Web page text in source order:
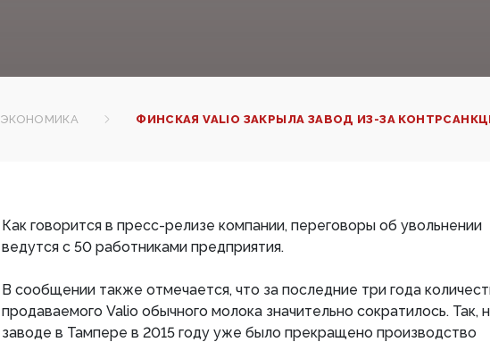
ЭКОНОМИКА ФИНСКАЯ VALIO ЗАКРЫЛА ЗАВОД ИЗ-ЗА
Как говорится в пресс-релизе компании, переговоры об увольнении
ведутся с 50 работниками предприятия.
В сообщении также отмечается, что за последние три года
продаваемого Valio обычного молока значительно сократилось. Так,
заводе в Тампере в 2015 году уже было прекращено производство